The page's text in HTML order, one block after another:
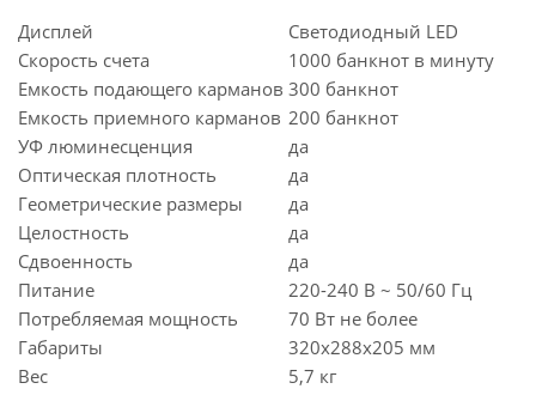
Дисплей
Светодиодный LED
Скорость счета
1000 банкнот в минуту
Емкость подающего карманов 300 банкнот
Емкость приемного карманов 200 банкнот
УФ люминесценция
да
Оптическая плотность
да
Геометрические размеры
да
Целостность
да
Сдвоенность
да
Питание
220-240 В ~ 50/60 Гц
Потребляемая мощность
70 Вт не более
Габариты
320х288х205 мм
Вес
5,7 кг